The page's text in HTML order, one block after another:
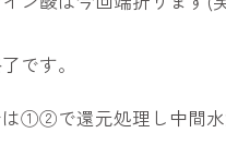
です。
は①②で還元処理し中間